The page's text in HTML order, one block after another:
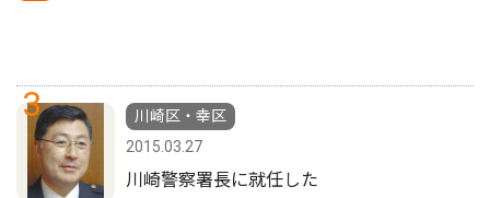
3
川崎区・幸区
2015.03.27
川崎警察署長に就任した